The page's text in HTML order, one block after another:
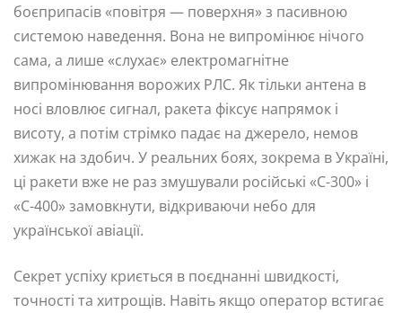
боєприпасів «повітря — поверхня» з пасивною
системою наведення. Вона не випромінює нічого
сама, а лише «слухає» електромагнітне
випромінювання ворожих РЛС. Як тільки антена в
носі вловлює сигнал, ракета фіксує напрямок і
висоту, а потім стрімко падає на джерело, немов
хижак на здобич. У реальних боях, зокрема в Україні,
ці ракети вже не раз змушували російські «С-300» і
«С-400» замовкнути, відкриваючи небо для
української авіації.
Секрет успіху криється в поєднанні швидкості,
точності та хитрощів. Навіть якщо оператор встигає